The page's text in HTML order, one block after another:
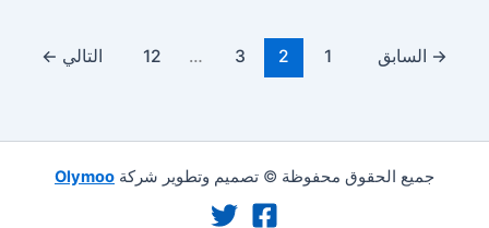
→ السابق 1
2
3
…
12 التالي ←
جميع الحقوق محفوظة © تصميم وتطوير شركة Olymoo